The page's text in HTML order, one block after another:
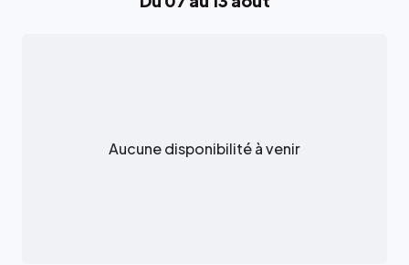
Aucune disponibilité à venir